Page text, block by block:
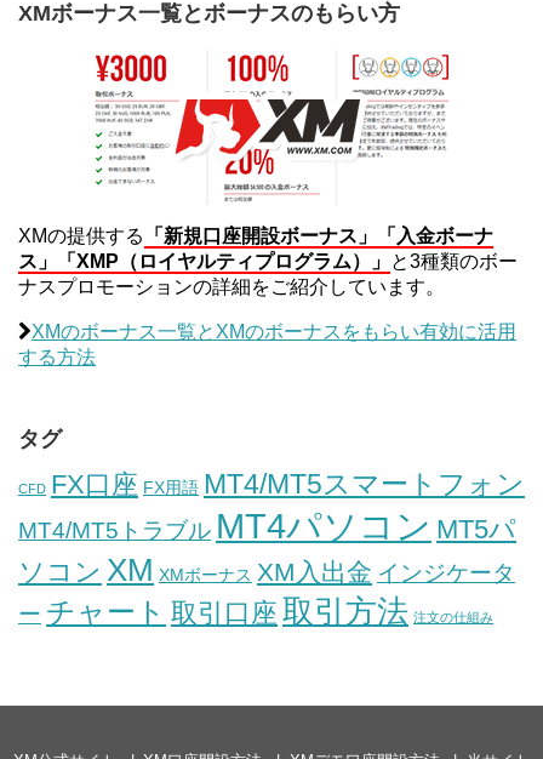
XMボーナス一覧とボーナスのもらい方
XMの提供する
「新規口座開設ボーナス」「入金ボーナ
ス」「XMP（ロイヤルティプログラム）」 と3種類のボー
ナスプロモーションの詳細をご紹介しています。
XMのボーナス一覧とXMのボーナスをもらい有効に活用
する方法
タグ
CFD FX口座 FX用語 MT4/MT5スマートフォン
MT4/MT5トラブル MT4パソコン MT5パ
ソコン XM XMボーナス XM入出金 インジケータ
ー チャート 取引口座 取引方法 注文の仕組み